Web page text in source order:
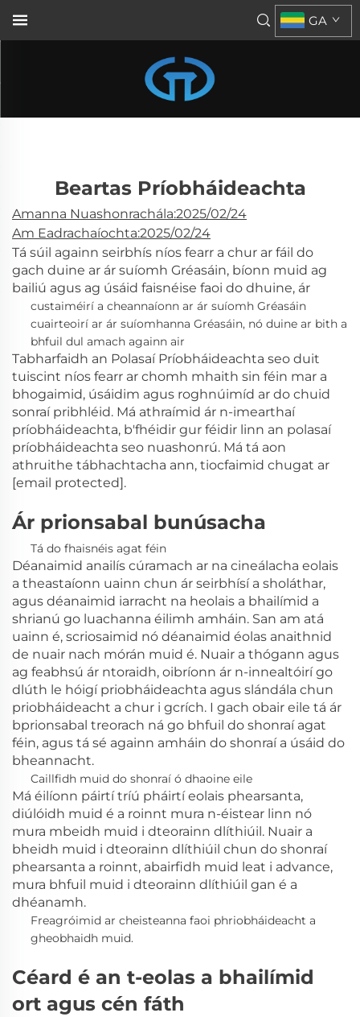
GA
Beartas Príobháideachta
Amanna Nuashonrachála:2025/02/24
Am Eadrachaíochta:2025/02/24
Tá súil againn seirbhís níos fearr a chur ar fáil do
gach duine ar ár suíomh Gréasáin, bíonn muid ag
bailiú agus ag úsáid faisnéise faoi do dhuine, ár
custaiméirí a cheannaíonn ar ár suíomh Gréasáin
cuairteoirí ar ár suíomhanna Gréasáin, nó duine ar bith a
bhfuil dul amach againn air
Tabharfaidh an Polasaí Príobháideachta seo duit
tuiscint níos fearr ar chomh mhaith sin féin mar a
bhogaimid, úsáidim agus roghnúimíd ar do chuid
sonraí pribhléid. Má athraímid ár n-imearthaí
príobháideachta, b'fhéidir gur féidir linn an polasaí
príobháideachta seo nuashonrú. Má tá aon
athruithe tábhachtacha ann, tiocfaimid chugat ar
[email protected].
Ár prionsabal bunúsacha
Tá do fhaisnéis agat féin
Déanaimid anailís cúramach ar na cineálacha eolais
a theastaíonn uainn chun ár seirbhísí a sholáthar,
agus déanaimid iarracht na heolais a bhailímid a
shrianú go luachanna éilimh amháin. San am atá
uainn é, scriosaimid nó déanaimid éolas anaithnid
de nuair nach mórán muid é. Nuair a thógann agus
ag feabhsú ár ntoraidh, oibríonn ár n-innealtóirí go
dlúth le hóigí priobháideachta agus slándála chun
priobháideacht a chur i gcrích. I gach obair eile tá ár
bprionsabal treorach ná go bhfuil do shonraí agat
féin, agus tá sé againn amháin do shonraí a úsáid do
bheannacht.
Caillfidh muid do shonraí ó dhaoine eile
Má éilíonn páirtí tríú pháirtí eolais phearsanta,
diúlóidh muid é a roinnt mura n-éistear linn nó
mura mbeidh muid i dteorainn dlíthiúil. Nuair a
bheidh muid i dteorainn dlíthiúil chun do shonraí
phearsanta a roinnt, abairfidh muid leat i advance,
mura bhfuil muid i dteorainn dlíthiúil gan é a
dhéanamh.
Freagróimid ar cheisteanna faoi phriobháideacht a
gheobhaidh muid.
Céard é an t-eolas a bhailímid
ort agus cén fáth